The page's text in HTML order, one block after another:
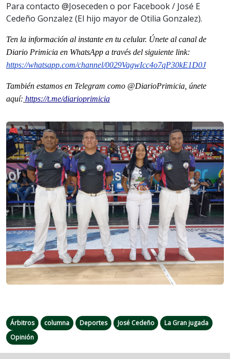
Para contacto @Joseceden o por Facebook / José E
Cedeño Gonzalez (El hijo mayor de Otilia Gonzalez).
Ten la información al instante en tu celular. Únete al canal de
Diario Primicia en WhatsApp a través del siguiente link:
https://whatsapp.com/channel/0029VagwIcc4o7qP30kE1D0J
También estamos en Telegram como @DiarioPrimicia, únete
aquí: https://t.me/diarioprimicia
Previous Next
Árbitros columna Deportes José Cedeño
La Gran jugada
Opinión